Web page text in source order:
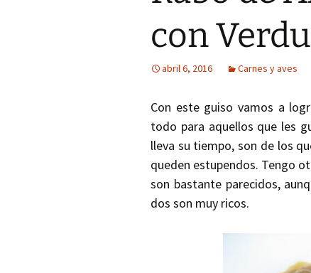
con
abril 6, 2016 Carnes y aves
Con este guiso vamos a
todo para aquellos que les
lleva su tiempo, son de los
queden estupendos. Tengo
son bastante parecidos,
dos son muy ricos.